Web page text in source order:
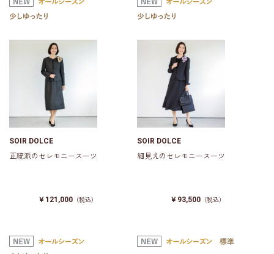
SOIR DOLCE
正統派のセレモニースーツ
￥121,000 （税込）
SOIR DOLCE
細見えのセレモニースーツ
￥93,500 （税込）